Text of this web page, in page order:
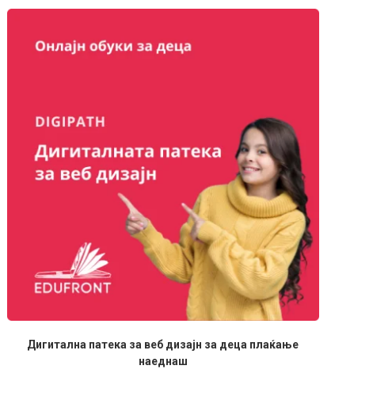
Дигитална патека за веб дизајн за деца плаќање
наеднаш